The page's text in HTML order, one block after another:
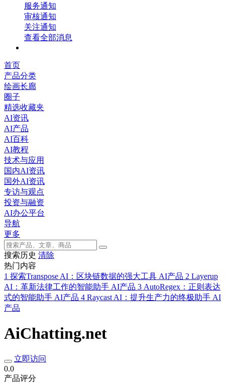
服务通知
审核通知
关注通知
查看全部消息
首页
产品分类
绘画长廊
圈子
精选收藏夹
AI资讯
AI产品
AI百科
AI教程
技术与应用
国内AI资讯
国外AI资讯
专访与观点
投资与融资
AI办公平台
导航
更多
搜索历史 清除
热门内容
1 探索Transpose AI：区块链数据的强大工具 AI产品 2 Layerup
AI：革新法律工作的智能助手 AI产品 3 AutoRegex：正则表达
式的智能助手 AI产品 4 Raycast AI：提升生产力的终极助手 AI
产品
AiChatting.net
立即访问
0.0
产品评分